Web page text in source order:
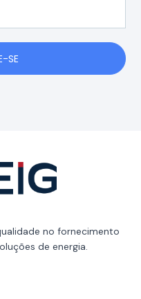
SE
no fornecimento
de energia.